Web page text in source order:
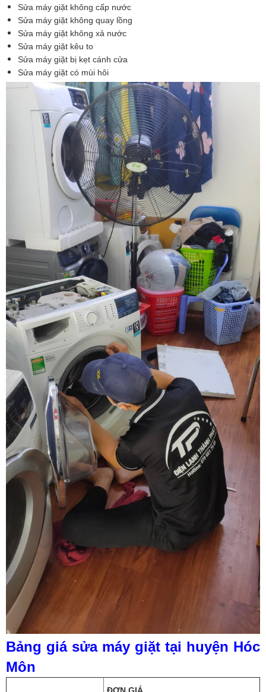
Sửa máy giặt không cấp nước
Sửa máy giặt không quay lồng
Sửa máy giặt không xả nước
Sửa máy giặt kêu to
Sửa máy giặt bị kẹt cánh cửa
Sửa máy giặt có mùi hôi
Bảng giá sửa máy giặt tại huyện Hóc
Môn